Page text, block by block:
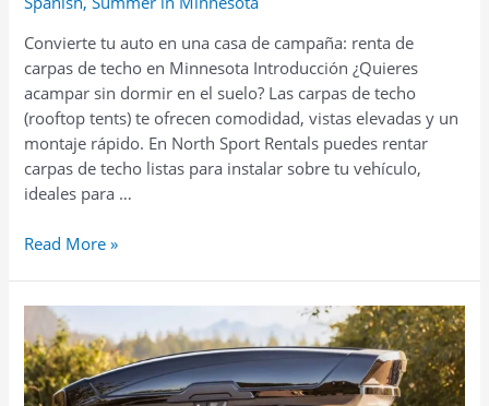
Convierte tu auto en una casa de campaña: renta de
carpas de techo en Minnesota Introducción ¿Quieres
acampar sin dormir en el suelo? Las carpas de techo
(rooftop tents) te ofrecen comodidad, vistas elevadas y un
montaje rápido. En North Sport Rentals puedes rentar
carpas de techo listas para instalar sobre tu vehículo,
ideales para …
Convierte
una
casa
de
Read More »